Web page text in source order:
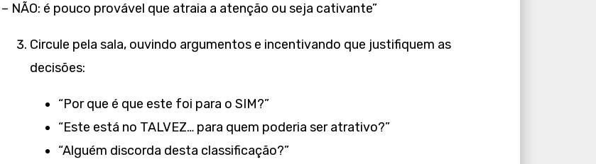
– NÃO: é pouco provável que atraia a atenção ou seja cativante”
Circule pela sala, ouvindo argumentos e incentivando que justifiquem as
decisões:
“Por que é que este foi para o SIM?”
“Este está no TALVEZ… para quem poderia ser atrativo?”
“Alguém discorda desta classificação?”